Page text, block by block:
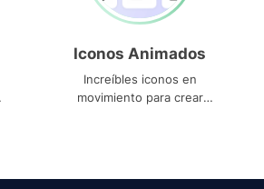
Iconos Animados
Increíbles iconos en
movimiento para crear